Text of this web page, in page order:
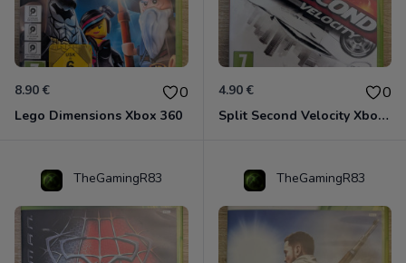
8.90 € 0
Lego Dimensions Xbox 360
4.90 € 0
Split Second Velocity Xbox 360
TheGamingR83 TheGamingR83